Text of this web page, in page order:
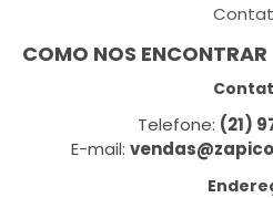
COMO NOS ENCONTRAR
Telefone: (21)
E-mail: